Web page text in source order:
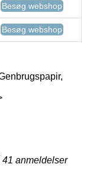
Besøg webshop
Besøg webshop
41 anmeldelser